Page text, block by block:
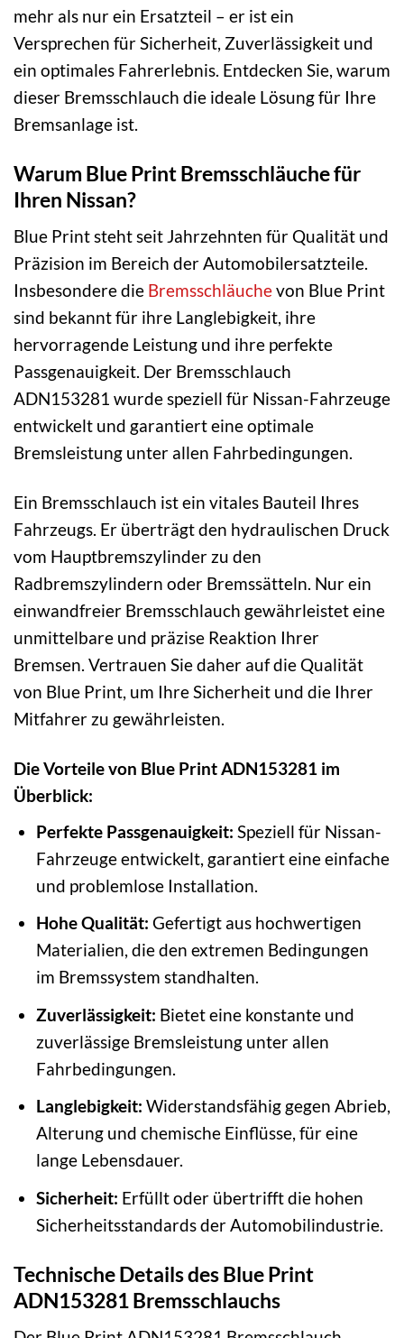
mehr als nur ein Ersatzteil – er ist ein
Versprechen für Sicherheit, Zuverlässigkeit und
ein optimales Fahrerlebnis. Entdecken Sie, warum
dieser Bremsschlauch die ideale Lösung für Ihre
Bremsanlage ist.
Warum Blue Print Bremsschläuche für
Ihren Nissan?
Blue Print steht seit Jahrzehnten für Qualität und
Präzision im Bereich der Automobilersatzteile.
Insbesondere die Bremsschläuchevon Blue Print
sind bekannt für ihre Langlebigkeit, ihre
hervorragende Leistung und ihre perfekte
Passgenauigkeit. Der Bremsschlauch
ADN153281 wurde speziell für Nissan-Fahrzeuge
entwickelt und garantiert eine optimale
Bremsleistung unter allen Fahrbedingungen.
Ein Bremsschlauch ist ein vitales Bauteil Ihres
Fahrzeugs. Er überträgt den hydraulischen Druck
vom Hauptbremszylinder zu den
Radbremszylindern oder Bremssätteln. Nur ein
einwandfreier Bremsschlauch gewährleistet eine
unmittelbare und präzise Reaktion Ihrer
Bremsen. Vertrauen Sie daher auf die Qualität
von Blue Print, um Ihre Sicherheit und die Ihrer
Mitfahrer zu gewährleisten.
Die Vorteile von Blue Print ADN153281 im
Überblick:
Perfekte Passgenauigkeit: Speziell für Nissan-
Fahrzeuge entwickelt, garantiert eine einfache
und problemlose Installation.
Hohe Qualität: Gefertigt aus hochwertigen
Materialien, die den extremen Bedingungen
im Bremssystem standhalten.
Zuverlässigkeit: Bietet eine konstante und
zuverlässige Bremsleistung unter allen
Fahrbedingungen.
Langlebigkeit: Widerstandsfähig gegen Abrieb,
Alterung und chemische Einflüsse, für eine
lange Lebensdauer.
Sicherheit: Erfüllt oder übertrifft die hohen
Sicherheitsstandards der Automobilindustrie.
Technische Details des Blue Print
ADN153281 Bremsschlauchs